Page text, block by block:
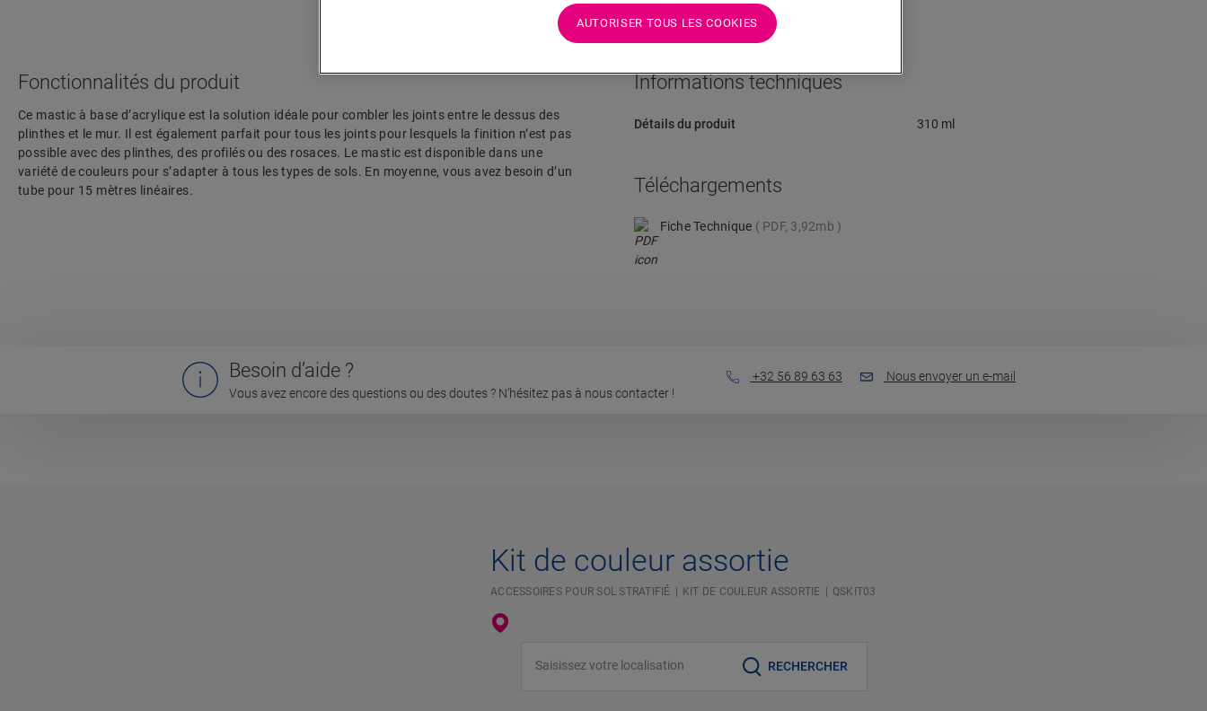
Fonctionnalités du produit
Ce mastic à base d’acrylique est la solution idéale pour combler les joints entre le dessus des
plinthes et le mur. Il est également parfait pour tous les joints pour lesquels la finition n’est pas
possible avec des plinthes, des profilés ou des rosaces. Le mastic est disponible dans une
variété de couleurs pour s’adapter à tous les types de sols. En moyenne, vous avez besoin d’un
tube pour 15 mètres linéaires.
Informations techniques
Détails du produit 310 ml
Téléchargements
Fiche Technique PDF, 3,92mb
Besoin d’aide ?
Vous avez encore des questions ou des doutes ? N’hésitez pas à nous contacter !
+32 56 89 63 63 Nous envoyer un e-mail
Kit de couleur assortie
ACCESSOIRES POUR SOL STRATIFIÉ KIT DE COULEUR ASSORTIE QSKIT03
RECHERCHER
AUTORISER TOUS LES COOKIES